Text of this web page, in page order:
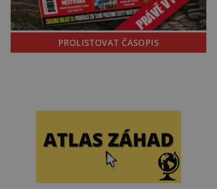
PROLISTOVAT ČASOPIS